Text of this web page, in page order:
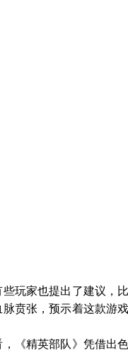
些玩家也提出了建议，
贲张，预示着这款游
，《精英部队》凭借出